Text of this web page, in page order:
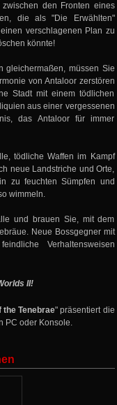
den Fronten eines
die als "Die Erwählten"
verschlagenen Plan zu
könnte!
gleichermaßen, müssen Sie
von Antaloor zerstören
Stadt mit einem tödlichen
aus einer vergessenen
das Antaloor für immer
tödliche Waffen im Kampf
neue Landstriche und Orte,
zu feuchten Sümpfen und
wimmeln.
und brauen Sie, mit dem
Neue Bossgegner mit
Verhaltensweisen
II!
the Tenebrae" präsentiert die
PC oder Konsole.